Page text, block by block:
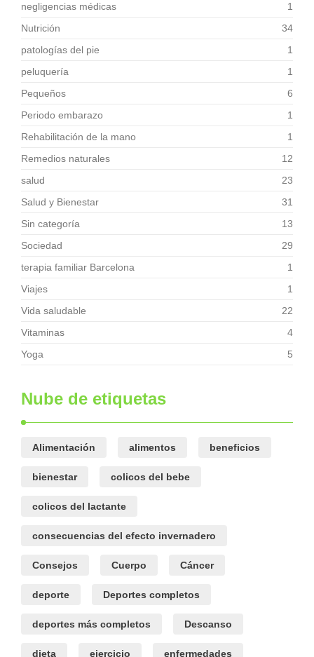
negligencias médicas
1
Nutrición
34
patologías del pie
1
peluquería
1
Pequeños
6
Periodo embarazo
1
Rehabilitación de la mano
1
Remedios naturales
12
salud
23
Salud y Bienestar
31
Sin categoría
13
Sociedad
29
terapia familiar Barcelona
1
Viajes
1
Vida saludable
22
Vitaminas
4
Yoga
5
Nube de etiquetas
Alimentación alimentos beneficios
bienestar colicos del bebe
colicos del lactante
consecuencias del efecto invernadero
Consejos Cuerpo Cáncer
deporte Deportes completos
deportes más completos Descanso
dieta ejercicio enfermedades